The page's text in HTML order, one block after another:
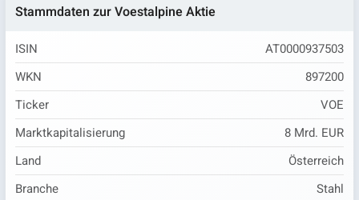
Stammdaten zur Voestalpine Aktie
ISIN
AT0000937503
WKN
897200
Ticker
VOE
Marktkapitalisierung
8 Mrd. EUR
Land
Österreich
Branche
Stahl